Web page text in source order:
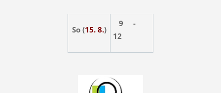
So (15. 8.)
9 -
12